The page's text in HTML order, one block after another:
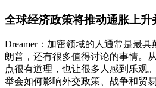
全球经济政策将推动通胀上升
Dreamer：加密领域的人通常是最
朗普，还有很多值得讨论的事情。
点很有道理，也让很多人感到乐观
举会如何影响外交政策、战争和贸